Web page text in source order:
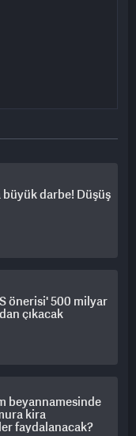
darbe! Düşüş
önerisi' 500 milyar
çıkacak
beyannamesinde
kira
faydalanacak?